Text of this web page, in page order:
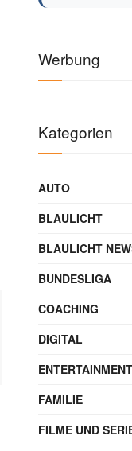
Werbung
Kategorien
AUTO
BLAULICHT
BLAULICHT
BUNDESLIGA
COACHING
DIGITAL
ENTERTAINMENT
FAMILIE
FILME UND